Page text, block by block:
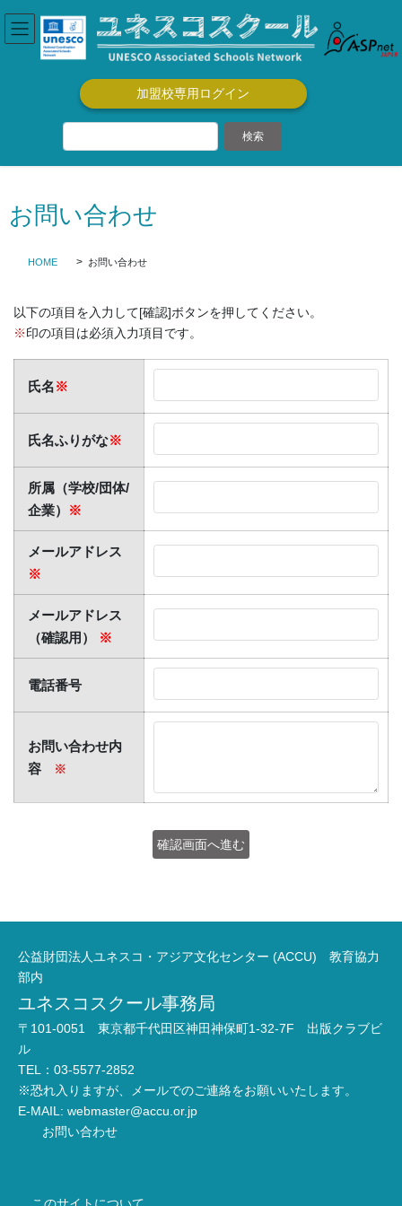
ン
テ
ビ
ゲ
加盟校専用ログイン
お問い合わせ
HOME お問い合わせ
以下の項目を入力して[確認]ボタンを押してください。
※印の項目は必須入力項目です。
氏名※
氏名ふりがな※
所属（学校/団体/
企業）
※
メールアドレス
※
メールアドレス
（確認用）
※
電話番号
お問い合わせ内
容
※
公益財団法人ユネスコ・アジア文化センター (ACCU) 教育協力
部内
ユネスコスクール事務局
〒101-0051 東京都千代田区神田神保町1-32-7F 出版クラブビ
ル
TEL：03-5577-2852
※恐れ入りますが、メールでのご連絡をお願いいたします。
E-MAIL: webmaster@accu.or.jp
お問い合わせ